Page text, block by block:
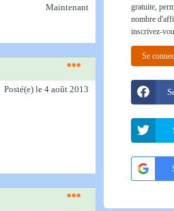
Maintenant
Posté(e) le 4 août 2013
gratuite,
nombre
inscrivez-
Se